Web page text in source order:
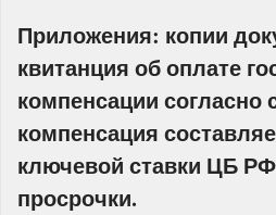
Приложения: копии
квитанция об оплате
компенсации согласно
компенсация
ключевой ставки ЦБ
просрочки.